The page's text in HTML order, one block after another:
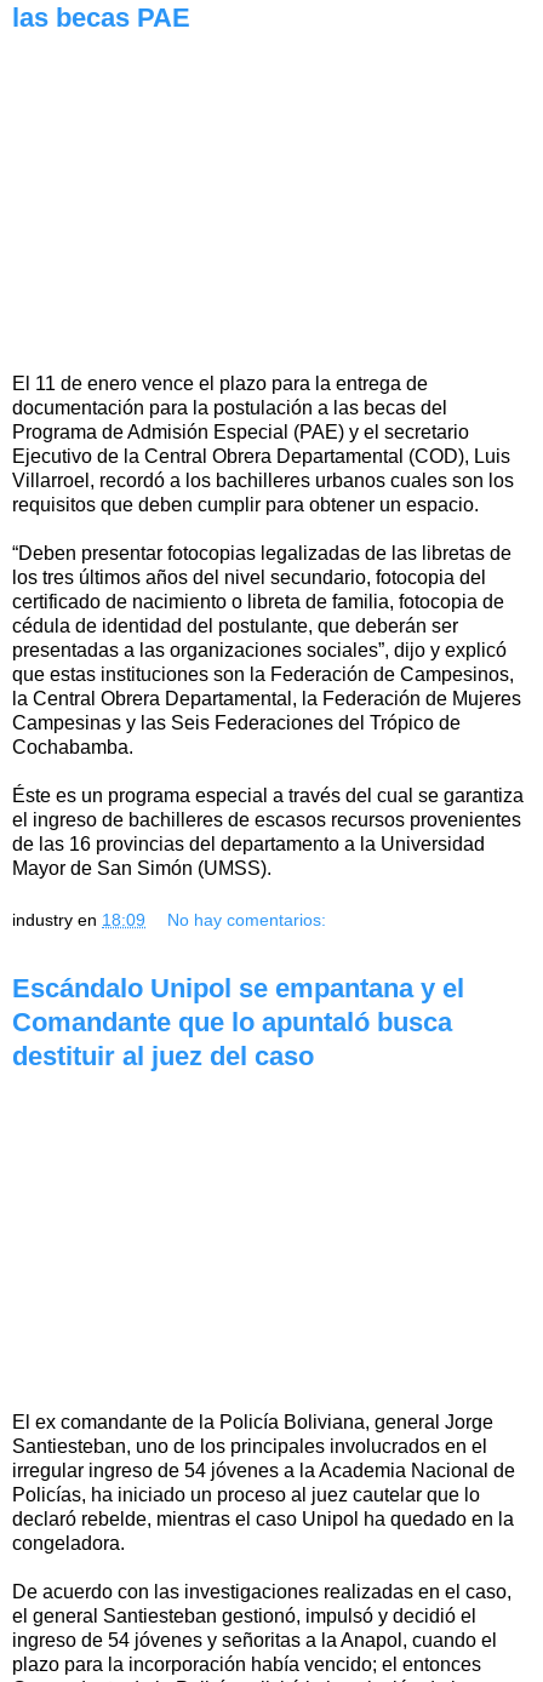
las becas PAE
El 11 de enero vence el plazo para la entrega de
documentación para la postulación a las becas del
Programa de Admisión Especial (PAE) y el secretario
Ejecutivo de la Central Obrera Departamental (COD), Luis
Villarroel, recordó a los bachilleres urbanos cuales son los
requisitos que deben cumplir para obtener un espacio.
“Deben presentar fotocopias legalizadas de las libretas de
los tres últimos años del nivel secundario, fotocopia del
certificado de nacimiento o libreta de familia, fotocopia de
cédula de identidad del postulante, que deberán ser
presentadas a las organizaciones sociales”, dijo y explicó
que estas instituciones son la Federación de Campesinos,
la Central Obrera Departamental, la Federación de Mujeres
Campesinas y las Seis Federaciones del Trópico de
Cochabamba.
Éste es un programa especial a través del cual se garantiza
el ingreso de bachilleres de escasos recursos provenientes
de las 16 provincias del departamento a la Universidad
Mayor de San Simón (UMSS).
industry en 18:09 No hay comentarios:
Escándalo Unipol se empantana y el
Comandante que lo apuntaló busca
destituir al juez del caso
El ex comandante de la Policía Boliviana, general Jorge
Santiesteban, uno de los principales involucrados en el
irregular ingreso de 54 jóvenes a la Academia Nacional de
Policías, ha iniciado un proceso al juez cautelar que lo
declaró rebelde, mientras el caso Unipol ha quedado en la
congeladora.
De acuerdo con las investigaciones realizadas en el caso,
el general Santiesteban gestionó, impulsó y decidió el
ingreso de 54 jóvenes y señoritas a la Anapol, cuando el
plazo para la incorporación había vencido; el entonces